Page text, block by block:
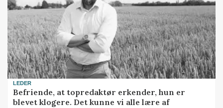
LEDER
Befriende, at topredaktør erkender, hun er
blevet klogere. Det kunne vi alle lære af